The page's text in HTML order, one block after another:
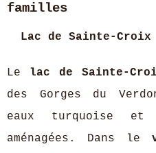
familles
Lac de Sainte-Croix
Le lac de Sainte-
des Gorges du
eaux turquoise
aménagées. Dans le